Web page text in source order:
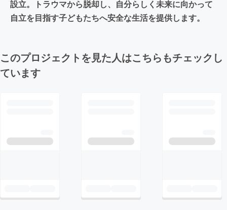
設立。トラウマから脱却し、自分らしく未来に向かって
自立を目指す子どもたちへ安全な生活を提供します。
このプロジェクトを見た人はこちらもチェックし
ています